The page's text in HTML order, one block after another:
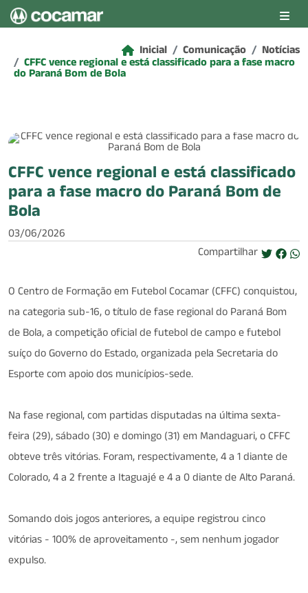
Inicial Comunicação Notícias
CFFC vence regional e está classificado para a fase macro
do Paraná Bom de Bola
CFFC vence regional e está classificado
para a fase macro do Paraná Bom de
Bola
03/06/2026
Compartilhar
O Centro de Formação em Futebol Cocamar (CFFC) conquistou,
na categoria sub-16, o título de fase regional do Paraná Bom
de Bola, a competição oficial de futebol de campo e futebol
suíço do Governo do Estado, organizada pela Secretaria do
Esporte com apoio dos municípios-sede.
Na fase regional, com partidas disputadas na última sexta-
feira (29), sábado (30) e domingo (31) em Mandaguari, o CFFC
obteve três vitórias. Foram, respectivamente, 4 a 1 diante de
Colorado, 4 a 2 frente a Itaguajé e 4 a 0 diante de Alto Paraná.
Somando dois jogos anteriores, a equipe registrou cinco
vitórias - 100% de aproveitamento -, sem nenhum jogador
expulso.